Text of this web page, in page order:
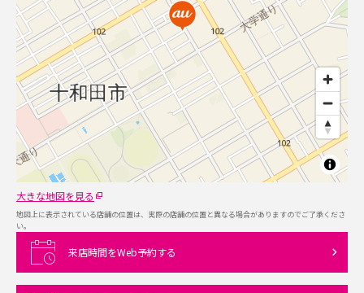
大きな地図を見る
地図上に表示されている店舗の位置は、実際の店舗の位置と異なる場合がありますのでご了承くださ
い。
来店時間をWeb予約する